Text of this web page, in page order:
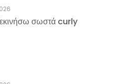
σωστά curly